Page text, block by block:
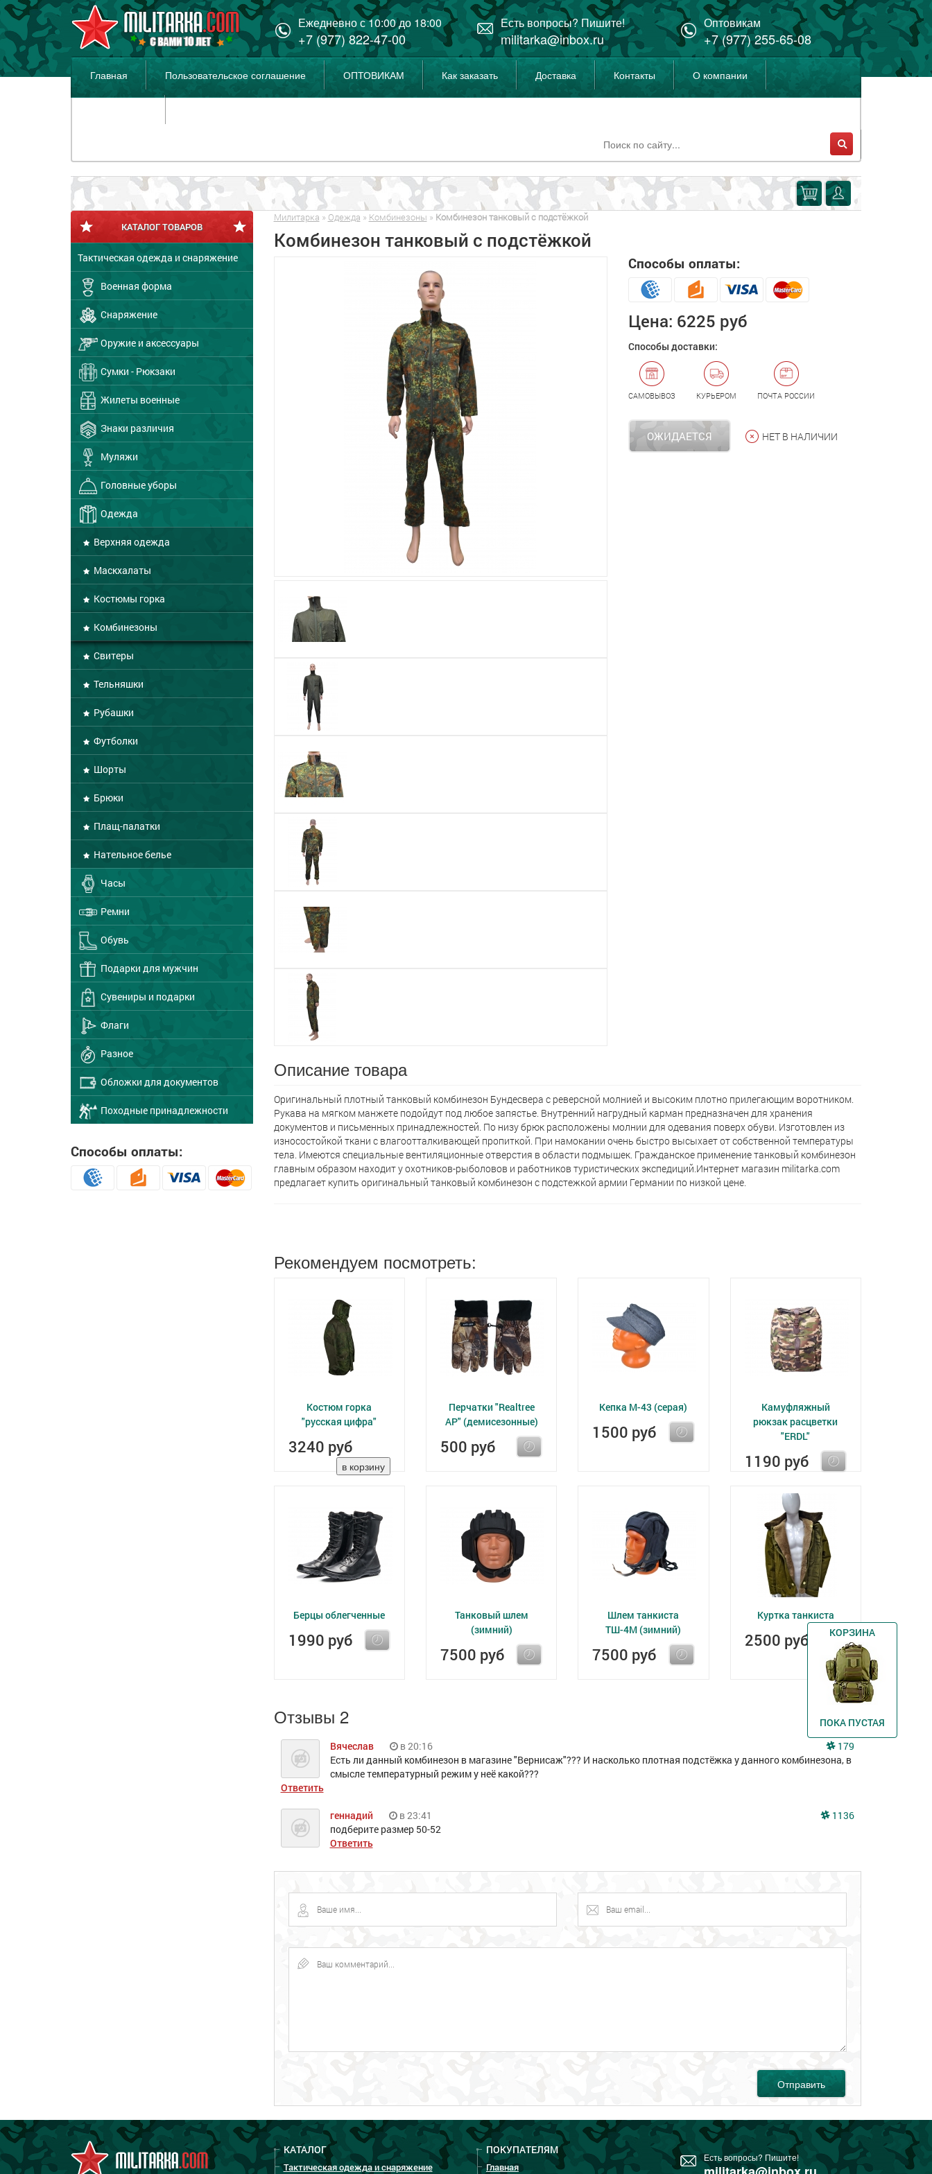
Ежедневно с 10:00 до 18:00
+7 (977) 822-47-00
Есть вопросы? Пишите!
militarka@inbox.ru
Оптовикам
+7 (977) 255-65-08
Главная Пользовательское соглашение ОПТОВИКАМ Как заказать Доставка Контакты О компании
КАТАЛОГ ТОВАРОВ
Тактическая одежда и снаряжение
Военная форма
Снаряжение
Оружие и аксессуары
Сумки - Рюкзаки
Жилеты военные
Знаки различия
Муляжи
Головные уборы
Одежда
Верхняя одежда
Маскхалаты
Костюмы горка
Комбинезоны
Свитеры
Тельняшки
Рубашки
Футболки
Шорты
Брюки
Плащ-палатки
Нательное белье
Часы
Ремни
Обувь
Подарки для мужчин
Сувениры и подарки
Флаги
Разное
Обложки для документов
Походные принадлежности
Способы оплаты:
Милитарка » Одежда » Комбинезоны » Комбинезон танковый с подстёжкой
Комбинезон танковый с подстёжкой
Способы оплаты:
Цена: 6225 руб
Способы доставки:
САМОВЫВОЗ КУРЬЕРОМ ПОЧТА РОССИИ
ОЖИДАЕТСЯ НЕТ В НАЛИЧИИ
Описание товара
Оригинальный плотный танковый комбинезон Бундесвера с реверсной молнией и высоким плотно прилегающим воротником.
Рукава на мягком манжете подойдут под любое запястье. Внутренний нагрудный карман предназначен для хранения
документов и письменных принадлежностей. По низу брюк расположены молнии для одевания поверх обуви. Изготовлен из
износостойкой ткани с влагоотталкивающей пропиткой. При намокании очень быстро высыхает от собственной температуры
тела. Имеются специальные вентиляционные отверстия в области подмышек. Гражданское применение танковый комбинезон
главным образом находит у охотников-рыболовов и работников туристических экспедиций.Интернет магазин militarka.com
предлагает кyпить оригинальный танковый комбинезон с подстежкой армии Германии по низкой цене.
Рекомендуем посмотреть:
Костюм горка
"русская цифра"
3240 руб
Перчатки "Realtree
AP" (демисезонные)
500 руб
Кепка М-43 (серая)
1500 руб
Камуфляжный
рюкзак расцветки
"ERDL"
1190 руб
Берцы облегченные
1990 руб
Танковый шлем
(зимний)
7500 руб
Шлем танкиста
ТШ-4М (зимний)
7500 руб
Куртка танкиста
2500 руб
Отзывы 2
Вячеслав в 20:16
179
Есть ли данный комбинезон в магазине "Вернисаж"??? И насколько плотная подстёжка у данного комбинезона, в
смысле температурный режим у неё какой???
Ответить
геннадий в 23:41
1136
подберите размер 50-52
Ответить
Отправить
Есть вопросы? Пишите!
КАТАЛОГ
Тактическая одежда и снаряжение
ПОКУПАТЕЛЯМ
Главная
КОРЗИНА
ПОКА ПУСТАЯ